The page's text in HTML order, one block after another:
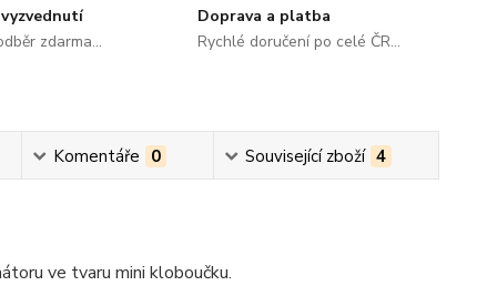
zdarma...
Doprava a platba
Rychlé doručení po celé ČR...
Komentáře 0 Související zboží 4
ve tvaru mini kloboučku.